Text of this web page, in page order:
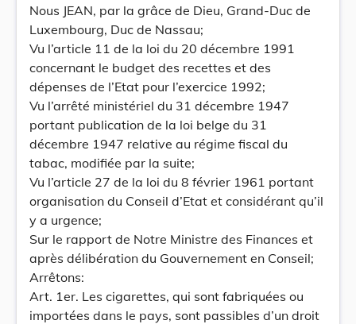
Nous JEAN, par la grâce de Dieu, Grand-Duc de
Luxembourg, Duc de Nassau;
Vu l’article 11 de la loi du 20 décembre 1991
concernant le budget des recettes et des
dépenses de l’Etat pour l’exercice 1992;
Vu l’arrêté ministériel du 31 décembre 1947
portant publication de la loi belge du 31
décembre 1947 relative au régime fiscal du
tabac, modifiée par la suite;
Vu l’article 27 de la loi du 8 février 1961 portant
organisation du Conseil d’Etat et considérant qu’il
y a urgence;
Sur le rapport de Notre Ministre des Finances et
après délibération du Gouvernement en Conseil;
Arrêtons:
Art. 1er. Les cigarettes, qui sont fabriquées ou
importées dans le pays, sont passibles d’un droit